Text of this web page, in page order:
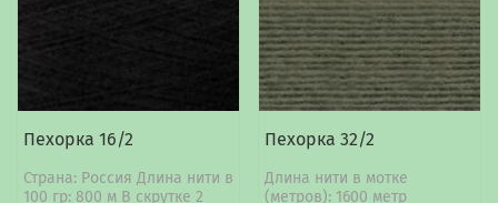
Пехорка 16/2
Страна: Россия Длина нити в
100 гр: 800 м В скрутке 2
Пехорка 32/2
Длина нити в мотке
(метров): 1600 метр